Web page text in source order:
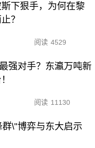
下狠手，为何在黎
？
阅读 4529
强对手？东瀛万吨新
阅读 11130
\"博弈与东大启示